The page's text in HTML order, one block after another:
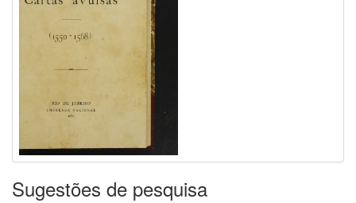
Sugestões de pesquisa